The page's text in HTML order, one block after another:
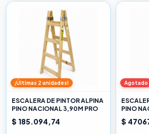
¡Últimas 2 unidades!
ESCALERA DE PINTOR ALPINA
PINO NACIONAL 3,90M PRO
$ 185.094,74
Agotado
PINO
$